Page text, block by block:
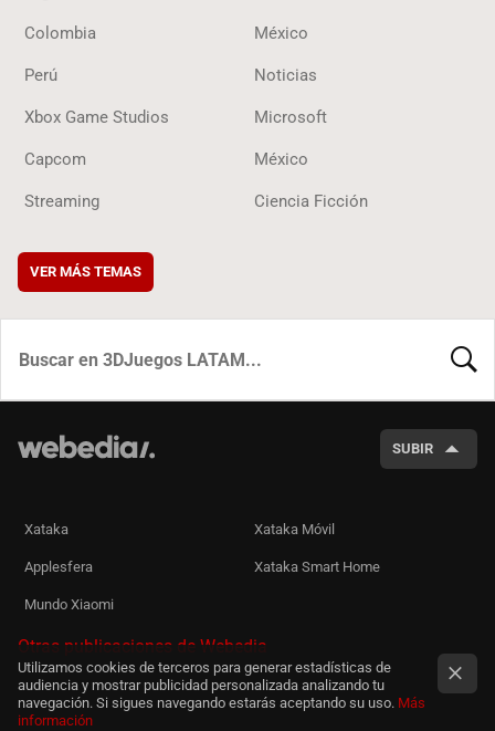
Colombia México
Perú Noticias
Xbox Game Studios Microsoft
Capcom México
Streaming Ciencia Ficción
VER MÁS TEMAS
SUBIR
Xataka Xataka Móvil
Applesfera Xataka Smart Home
Mundo Xiaomi
Otras publicaciones de Webedia
Utilizamos cookies de terceros para generar estadísticas de
audiencia y mostrar publicidad personalizada analizando tu
navegación. Si sigues navegando estarás aceptando su uso. Más
información